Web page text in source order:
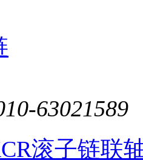
63021589
滚子链联